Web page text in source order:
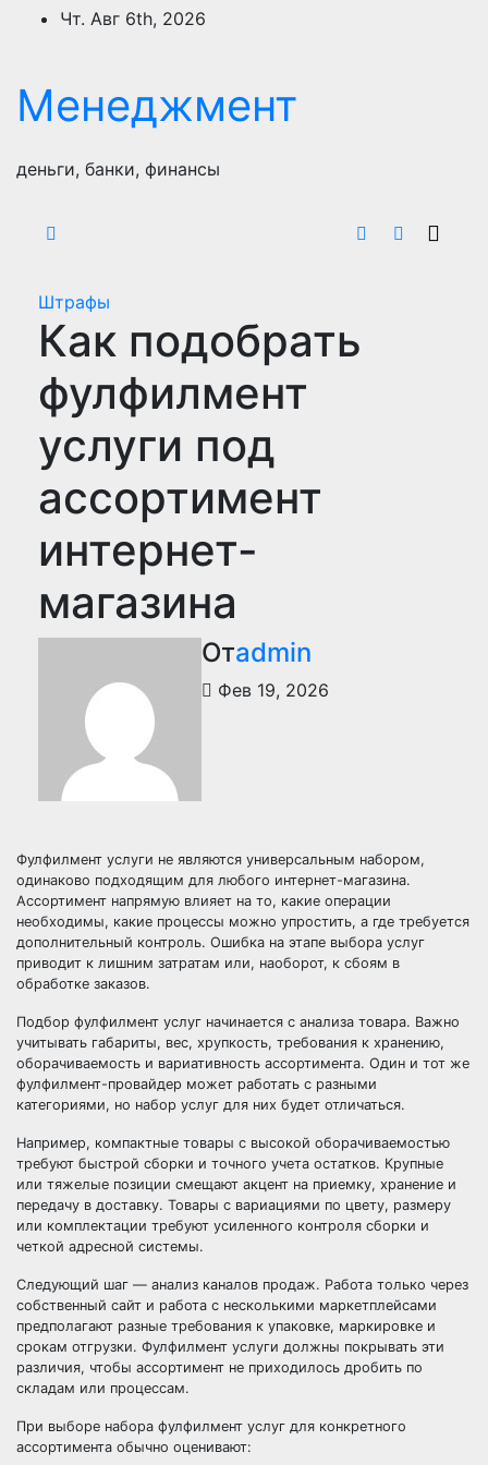
ПерейтиЧт. Авг 6th, 2026
Менеджмент
деньги, банки, финансы
Штрафы
Как подобрать
фулфилмент
услуги под
ассортимент
интернет-
магазина
Отadmin
Фев 19, 2026
Фулфилмент услуги не являются универсальным набором,
одинаково подходящим для любого интернет-магазина.
Ассортимент напрямую влияет на то, какие операции
необходимы, какие процессы можно упростить, а где требуется
дополнительный контроль. Ошибка на этапе выбора услуг
приводит к лишним затратам или, наоборот, к сбоям в
обработке заказов.
Подбор фулфилмент услуг начинается с анализа товара. Важно
учитывать габариты, вес, хрупкость, требования к хранению,
оборачиваемость и вариативность ассортимента. Один и тот же
фулфилмент-провайдер может работать с разными
категориями, но набор услуг для них будет отличаться.
Например, компактные товары с высокой оборачиваемостью
требуют быстрой сборки и точного учета остатков. Крупные
или тяжелые позиции смещают акцент на приемку, хранение и
передачу в доставку. Товары с вариациями по цвету, размеру
или комплектации требуют усиленного контроля сборки и
четкой адресной системы.
Следующий шаг — анализ каналов продаж. Работа только через
собственный сайт и работа с несколькими маркетплейсами
предполагают разные требования к упаковке, маркировке и
срокам отгрузки. Фулфилмент услуги должны покрывать эти
различия, чтобы ассортимент не приходилось дробить по
складам или процессам.
При выборе набора фулфилмент услуг для конкретного
ассортимента обычно оценивают: